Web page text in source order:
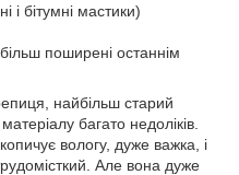
і бітумні мастики)
поширені останнім
найбільш старий
багато недоліків.
вологу, дуже важка, і
Але вона дуже